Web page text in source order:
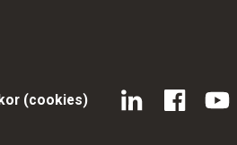
(cookies)